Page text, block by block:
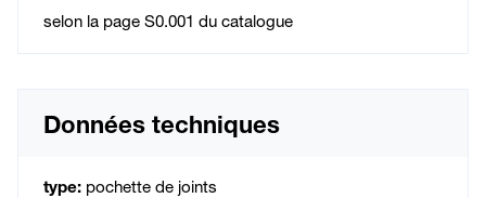
selon la page S0.001 du catalogue
Données techniques
type: pochette de joints